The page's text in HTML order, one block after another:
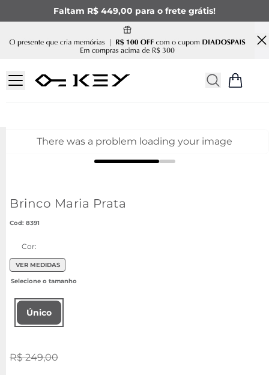
Faltam R$ 449,00 para o frete grátis!
There was a problem loading your image
Brinco Maria Prata
: 8391
Cor:
VER MEDIDAS
Único
R$ 249,00